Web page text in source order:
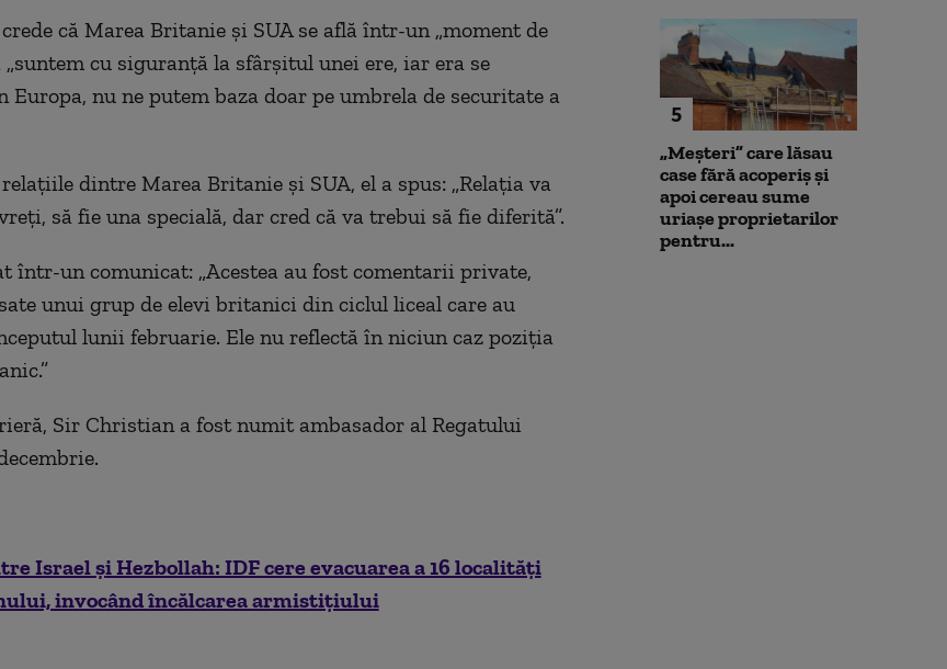
că Marea Britanie și SUA se află într-un „moment de
„suntem cu siguranță la sfârșitul unei ere, iar era se
Europa, nu ne putem baza doar pe umbrela de securitate a
dintre Marea Britanie și SUA, el a spus: „Relația va
să fie una specială, dar cred că va trebui să fie diferită”.
într-un comunicat: „Acestea au fost comentarii private,
unui grup de elevi britanici din ciclul liceal care au
lunii februarie. Ele nu reflectă în niciun caz poziția
Sir Christian a fost numit ambasador al Regatului
Israel și Hezbollah: IDF cere evacuarea a 16 localități
invocând încălcarea armistițiului
5
„Meșteri” care lăsau
case fără acoperiș și
apoi cereau sume
uriașe proprietarilor
pentru...